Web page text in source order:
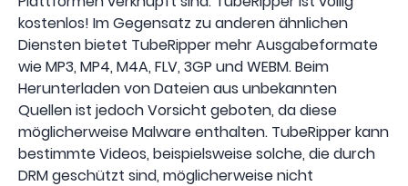
kostenlos! Im Gegensatz zu anderen ähnlichen
Diensten bietet TubeRipper mehr Ausgabeformate
wie MP3, MP4, M4A, FLV, 3GP und WEBM. Beim
Herunterladen von Dateien aus unbekannten
Quellen ist jedoch Vorsicht geboten, da diese
möglicherweise Malware enthalten. TubeRipper kann
bestimmte Videos, beispielsweise solche, die durch
DRM geschützt sind, möglicherweise nicht